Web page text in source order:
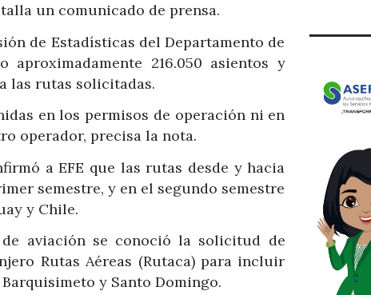
un comunicado de prensa.
de Estadísticas del Departamento de
216.050 asientos y
las rutas solicitadas.
en los permisos de operación ni en
operador, precisa la nota.
a EFE que las rutas desde y hacia
semestre, y en el segundo semestre
y Chile.
aviación se conoció la solicitud de
Rutas Aéreas (Rutaca) para incluir
y Santo Domingo.